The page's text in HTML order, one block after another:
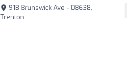
918 Brunswick Ave - 08638,
Trenton